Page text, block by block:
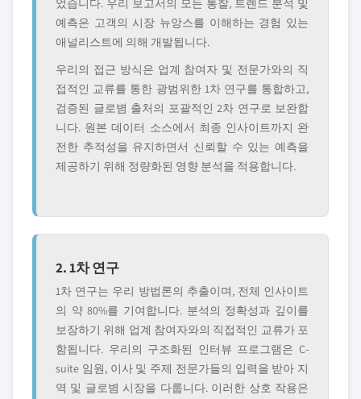
었습니다. 우리 보고서의 모든 통찰, 트렌드 분석 및
예측은 고객의 시장 뉴앙스를 이해하는 경험 있는
애널리스트에 의해 개발됩니다.
우리의 접근 방식은 업계 참여자 및 전문가와의 직
접적인 교류를 통한 광범위한 1차 연구를 통합하고,
검증된 글로볌 출처의 포괄적인 2차 연구로 보완합
니다. 원본 데이터 소스에서 최종 인사이트까지 완
전한 추적성을 유지하면서 신뢰할 수 있는 예측을
제공하기 위해 정량화된 영향 분석을 적용합니다.
2. 1차 연구
1차 연구는 우리 방법론의 추출이며, 전체 인사이트
의 약 80%를 기여합니다. 분석의 정확성과 깊이를
보장하기 위해 업계 참여자와의 직접적인 교류가 포
함됩니다. 우리의 구조화된 인터뷰 프로그램은 C-
suite 임원, 이사 및 주제 전문가들의 입력을 받아 지
역 및 글로볌 시장을 다룹니다. 이러한 상호 작용은